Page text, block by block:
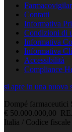
Contatti
Informativa
Condizioni di
Informativa
Informativa
Accessibilità
Compliance
si apre in una nuova
Dompé farmaceutici
€ 50.000.000,00
Italia / Codice